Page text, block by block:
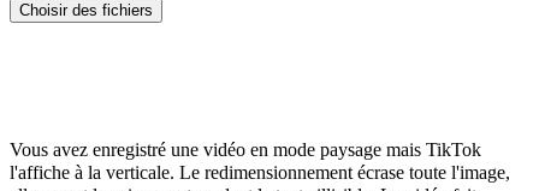
Choisir des fichiers
Vous avez enregistré une vidéo en mode paysage mais TikTok
l'affiche à la verticale. Le redimensionnement écrase toute l'image,